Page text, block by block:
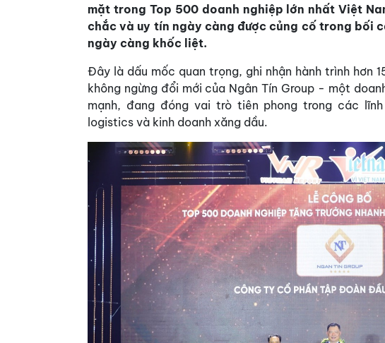
mặt trong Top 500 doanh nghiệp lớn nhất Việt
chắc và uy tín ngày càng được củng cố trong bối
ngày càng khốc liệt.
Đây là dấu mốc quan trọng, ghi nhận hành trình hơn
không ngừng đổi mới của Ngân Tín Group - một
mạnh, đang đóng vai trò tiên phong trong các
logistics và kinh doanh xăng dầu.